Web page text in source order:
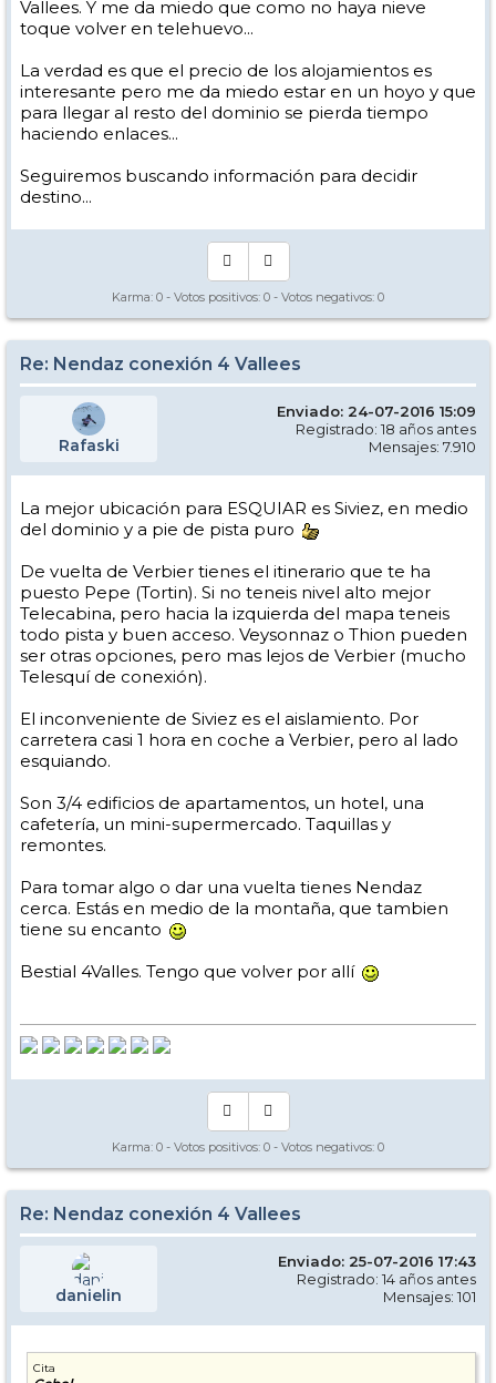
Vallees. Y me da miedo que como no haya nieve
toque volver en telehuevo...
La verdad es que el precio de los alojamientos es
interesante pero me da miedo estar en un hoyo y que
para llegar al resto del dominio se pierda tiempo
haciendo enlaces...
Seguiremos buscando información para decidir
destino...
Karma: 0 - Votos positivos: 0 - Votos negativos: 0
Re: Nendaz conexión 4 Vallees
Rafaski
Enviado: 24-07-2016 15:09
Registrado: 18 años antes
Mensajes: 7.910
La mejor ubicación para ESQUIAR es Siviez, en medio
del dominio y a pie de pista puro
De vuelta de Verbier tienes el itinerario que te ha
puesto Pepe (Tortin). Si no teneis nivel alto mejor
Telecabina, pero hacia la izquierda del mapa teneis
todo pista y buen acceso. Veysonnaz o Thion pueden
ser otras opciones, pero mas lejos de Verbier (mucho
Telesquí de conexión).
El inconveniente de Siviez es el aislamiento. Por
carretera casi 1 hora en coche a Verbier, pero al lado
esquiando.
Son 3/4 edificios de apartamentos, un hotel, una
cafetería, un mini-supermercado. Taquillas y
remontes.
Para tomar algo o dar una vuelta tienes Nendaz
cerca. Estás en medio de la montaña, que tambien
tiene su encanto
Bestial 4Valles. Tengo que volver por allí
Karma: 0 - Votos positivos: 0 - Votos negativos: 0
Re: Nendaz conexión 4 Vallees
danielin
Enviado: 25-07-2016 17:43
Registrado: 14 años antes
Mensajes: 101
Cita